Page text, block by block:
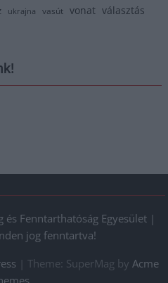
ukrajna vasút vonat választás
és Fenntarthatóság Egyesület |
jog fenntartva!
Theme: SuperMag by Acme